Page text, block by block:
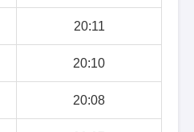
20:11
20:10
20:08